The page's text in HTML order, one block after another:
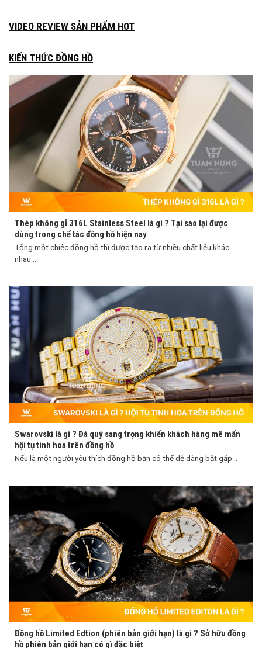
VIDEO REVIEW SẢN PHẨM HOT
KIẾN THỨC ĐỒNG HỒ
Thép không gỉ 316L Stainless Steel là gì ? Tại sao lại được
dùng trong chế tác đồng hồ hiện nay
Tổng một chiếc đồng hồ thì được tạo ra từ nhiều chất liệu khác
nhau...
Swarovski là gì ? Đá quý sang trọng khiến khách hàng mê mẩn
hội tụ tinh hoa trên đồng hồ
Nếu là một người yêu thích đồng hồ bạn có thể dễ dàng bắt gặp...
Đồng hồ Limited Edtion (phiên bản giới hạn) là gì ? Sở hữu đồng
hồ phiên bản giới hạn có gì đặc biệt